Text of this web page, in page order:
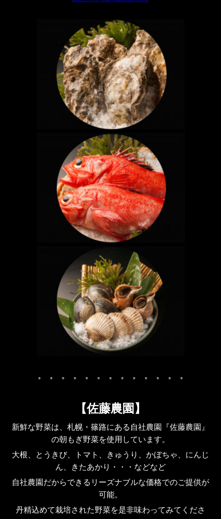
＊ ＊ ＊ ＊ ＊ ＊ ＊ ＊ ＊ ＊ ＊ ＊ ＊
【佐藤農園】
新鮮な野菜は、札幌・篠路にある自社農園『佐藤農園』
の朝もぎ野菜を使用しています。
大根、とうきび、トマト、きゅうり、かぼちゃ、にんじ
ん、きたあかり・・・などなど
自社農園だからできるリーズナブルな価格でのご提供が
可能。
丹精込めて栽培された野菜を是非味わってみてくださ